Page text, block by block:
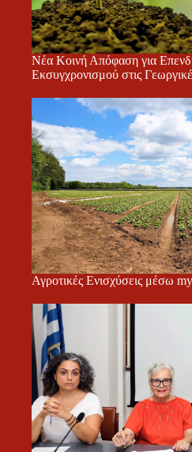
Νέα Κοινή Απόφαση για
Εκσυγχρονισμού στις
Αγροτικές Ενισχύσεις μέσω